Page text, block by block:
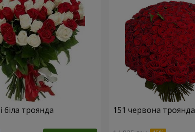
біла троянда 151 червона троянда